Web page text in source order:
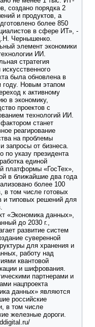
создано порядка 2
и продуктов, а
более 850
в сфере ИТ», -
Чернышенко.
элемент экономики
ИИ.
стратегия
искусственного
была обновлена в
Новым этапом
к активному
в экономику,
проектов с
технологий ИИ.
станет
реагирование
на проблемы
запросы от бизнеса.
по указу президента
единой
платформы «ГосТех»,
в ближайшие два года
более 100
в том числе готовых
и типовых решений для
«Экономика данных»,
до 2030 г.,
развитие систем
суверенной
для хранения и
работу над
квантовой
и шифрования.
партнерами и
нацпроекта
данных» являются
российские
в том числе
железные дороги.